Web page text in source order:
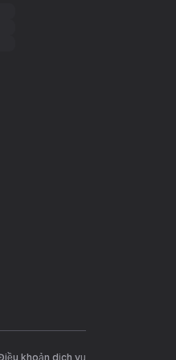
khoản dịch vụ